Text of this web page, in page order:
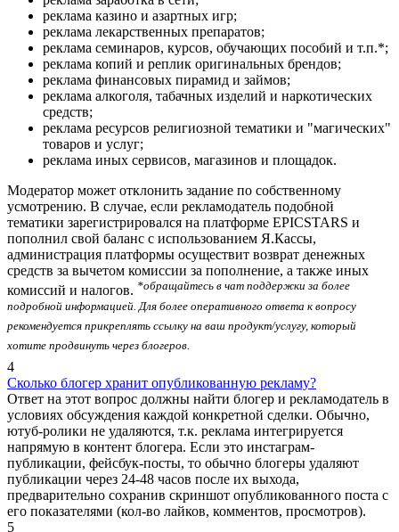
реклама казино и азартных игр;
реклама лекарственных препаратов;
реклама семинаров, курсов, обучающих пособий и т.п.*;
реклама копий и реплик оригинальных брендов;
реклама финансовых пирамид и займов;
реклама алкоголя, табачных изделий и наркотических
средств;
реклама ресурсов религиозной тематики и "магических"
товаров и услуг;
реклама иных сервисов, магазинов и площадок.
Модератор может отклонить задание по собственному
усмотрению. В случае, если рекламодатель подобной
тематики зарегистрировался на платформе EPICSTARS и
пополнил свой баланс с использованием Я.Кассы,
администрация платформы осуществит возврат денежных
средств за вычетом комиссии за пополнение, а также иных
комиссий и налогов. *обращайтесь в чат поддержки за более
подробной информацией. Для более оперативного ответа к вопросу
рекомендуется прикреплять ссылку на ваш продукт/услугу, который
хотите продвинуть через блогеров.
4
Сколько блогер хранит опубликованную рекламу?
Ответ на этот вопрос должны найти блогер и рекламодатель в
условиях обсуждения каждой конкретной сделки. Обычно,
ютуб-ролики не удаляются, т.к. реклама интегрируется
напрямую в контент блогера. Если это инстаграм-
публикации, фейсбук-посты, то обычно блогеры удаляют
публикации через 24-48 часов после их выхода,
предварительно сохранив скриншот опубликованного поста с
его показателями (кол-во лайков, комментов, просмотров).
5